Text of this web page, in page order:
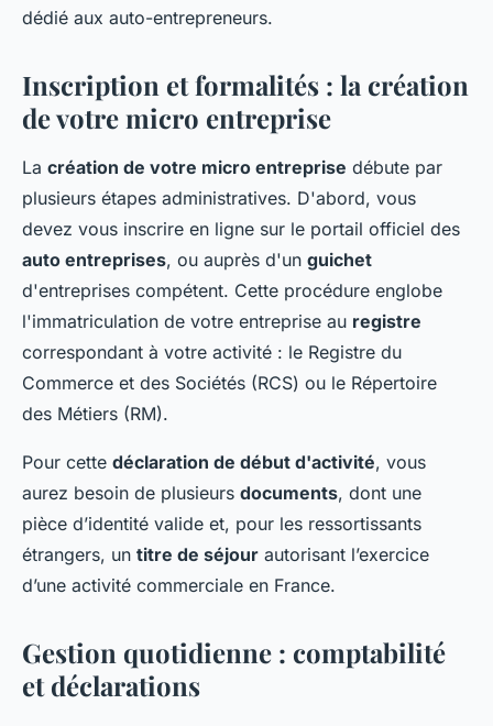
dédié aux auto-entrepreneurs.
Inscription et formalités : la création
de votre micro entreprise
La création de votre micro entreprise débute par
plusieurs étapes administratives. D'abord, vous
devez vous inscrire en ligne sur le portail officiel des
auto entreprises, ou auprès d'un guichet
d'entreprises compétent. Cette procédure englobe
l'immatriculation de votre entreprise au registre
correspondant à votre activité : le Registre du
Commerce et des Sociétés (RCS) ou le Répertoire
des Métiers (RM).
Pour cette déclaration de début d'activité, vous
aurez besoin de plusieurs documents, dont une
pièce d’identité valide et, pour les ressortissants
étrangers, un titre de séjour autorisant l’exercice
d’une activité commerciale en France.
Gestion quotidienne : comptabilité
et déclarations